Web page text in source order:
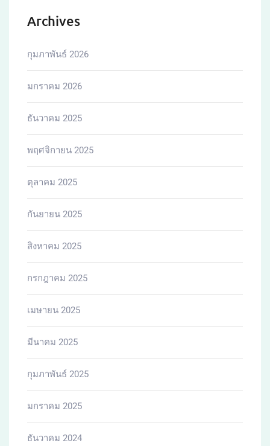
Archives
กุมภาพันธ์ 2026
มกราคม 2026
ธันวาคม 2025
พฤศจิกายน 2025
ตุลาคม 2025
กันยายน 2025
สิงหาคม 2025
กรกฎาคม 2025
เมษายน 2025
มีนาคม 2025
กุมภาพันธ์ 2025
มกราคม 2025
ธันวาคม 2024